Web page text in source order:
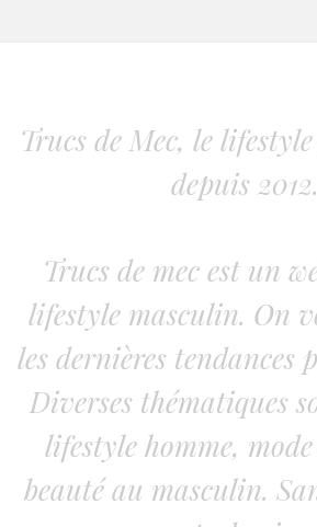
Trucs de Mec, le
depuis 2012.
Trucs de mec est un
lifestyle masculin. On
les dernières tendances
Diverses thématiques
lifestyle homme,
beauté au masculin.